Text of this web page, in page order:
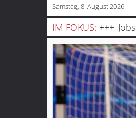
Bauen
Wohnen
Freizeit
Gesellschaft
Gesundheit
Samstag, 8. August 2026
IM FOKUS: Jobs